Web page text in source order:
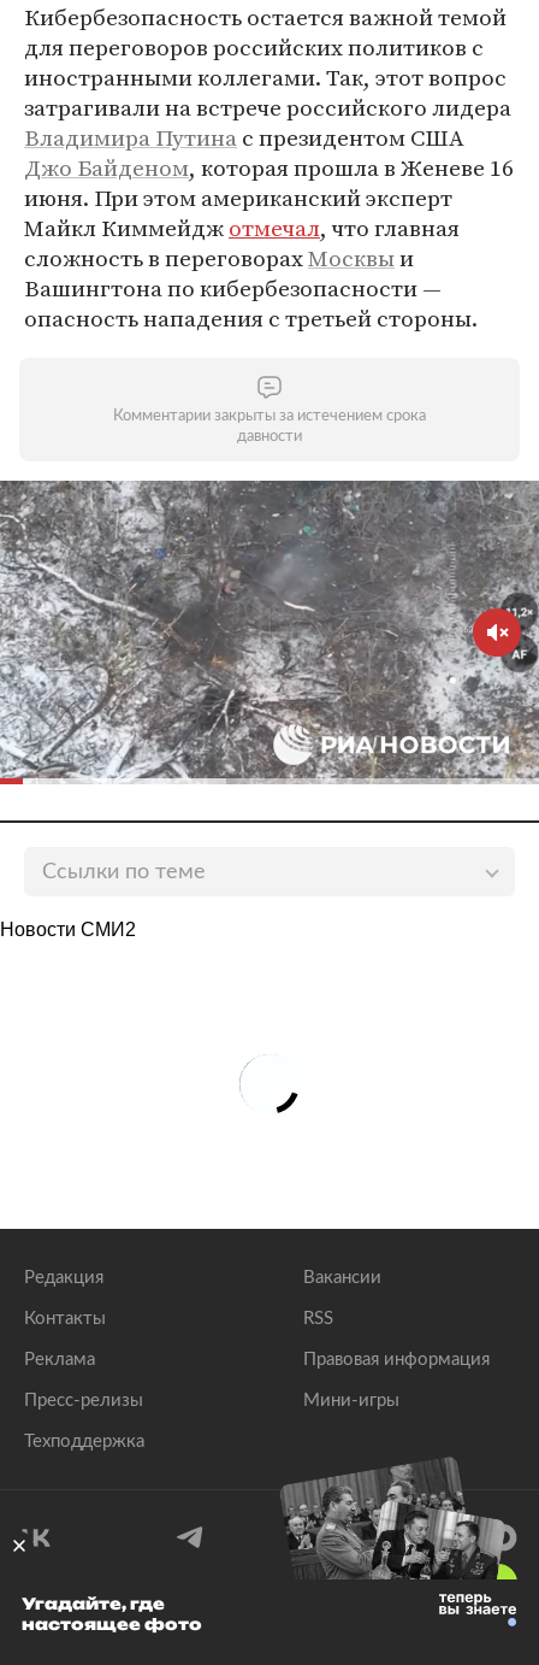
Кибербезопасность остается важной темой
для переговоров российских политиков с
иностранными коллегами. Так, этот вопрос
затрагивали на встрече российского лидера
Владимира Путинас президентом США
Джо Байденом, которая прошла в Женеве 16
июня. При этом американский эксперт
Майкл Киммейджотмечал, что главная
сложность в переговорахМосквыи
Вашингтона по кибербезопасности —
опасность нападения с третьей стороны.
Комментарии закрыты за истечением срока
давности
Ссылки по теме
противодействии киберпреступности
В США назвали главную сложность в переговорах
по кибербезопасности с Россией
Новости СМИ2
Редакция
Контакты
Реклама
Пресс-релизы
Техподдержка
Вакансии
RSS
Правовая информация
Мини-игры
© 1999–2026 Все права защищены.
Угадайте, где
настоящее фото